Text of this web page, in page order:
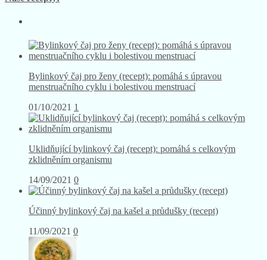
Naše recepty:
Bylinkový čaj pro ženy (recept): pomáhá s úpravou
menstruačního cyklu i bolestivou menstruací
01/10/2021 1
Uklidňující bylinkový čaj (recept): pomáhá s celkovým
zklidněním organismu
14/09/2021 0
Účinný bylinkový čaj na kašel a průdušky (recept)
11/09/2021
0